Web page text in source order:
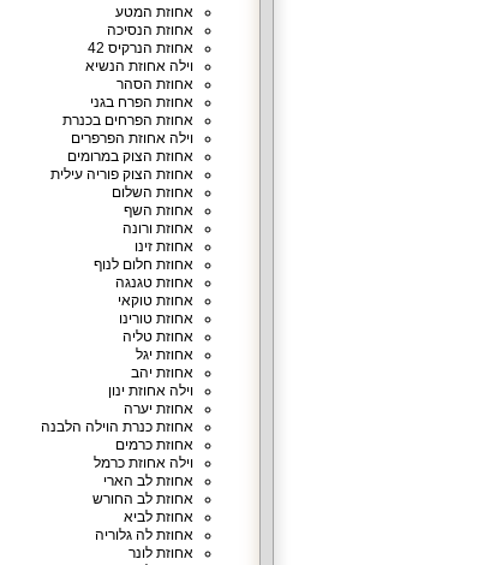
אחוזת המטע
אחוזת הנסיכה
אחוזת הנרקיס 42
וילה אחוזת הנשיא
אחוזת הסהר
אחוזת הפרח בגני
אחוזת הפרחים בכנרת
וילה אחוזת הפרפרים
אחוזת הצוק במרומים
אחוזת הצוק פוריה עילית
אחוזת השלום
אחוזת השף
אחוזת ורונה
אחוזת זינו
אחוזת חלום לנוף
אחוזת טגנגה
אחוזת טוקאי
אחוזת טורינו
אחוזת טליה
אחוזת יגל
אחוזת יהב
וילה אחוזת ינון
אחוזת יערה
אחוזת כנרת הוילה הלבנה
אחוזת כרמים
וילה אחוזת כרמל
אחוזת לב הארי
אחוזת לב החורש
אחוזת לביא
אחוזת לה גלוריה
אחוזת לונר